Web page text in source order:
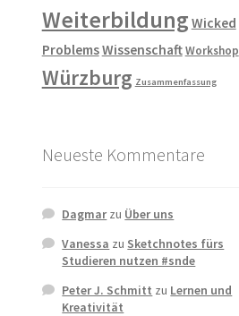
Weiterbildung Wicked
ProblemsWissenschaftWorkshop
Würzburg Zusammenfassung
Neueste Kommentare
Dagmarzu Über uns
Vanessa zu Sketchnotes fürs
Studieren nutzen #snde
Peter J. Schmitt zu Lernen und
Kreativität